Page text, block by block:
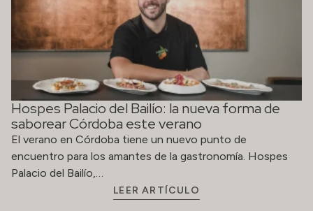
Hospes Palacio del Bailío: la nueva forma de
saborear Córdoba este verano
El verano en Córdoba tiene un nuevo punto de
encuentro para los amantes de la gastronomía. Hospes
Palacio del Bailío,…
LEER ARTÍCULO